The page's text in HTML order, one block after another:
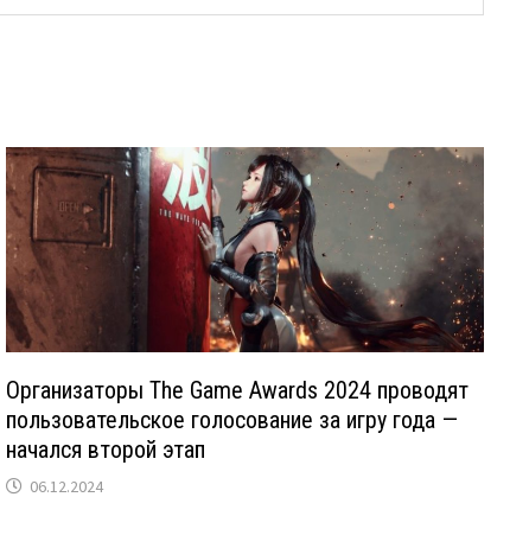
Организаторы The Game Awards 2024 проводят
пользовательское голосование за игру года —
начался второй этап
06.12.2024